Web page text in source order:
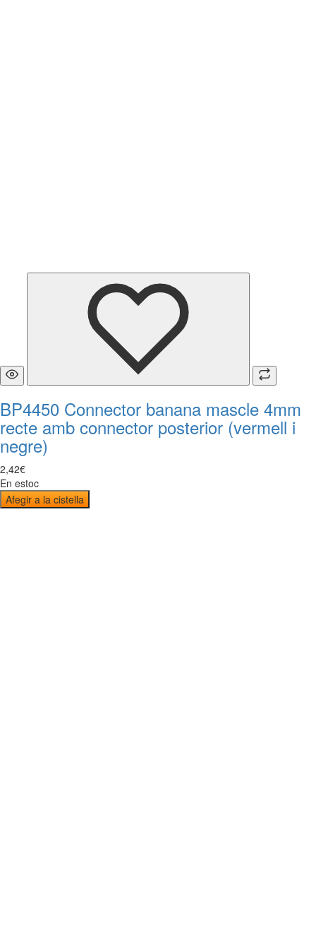
BP4450 Connector banana mascle 4mm
recte amb connector posterior (vermell i
negre)
2,42€
En estoc
Afegir a la cistella